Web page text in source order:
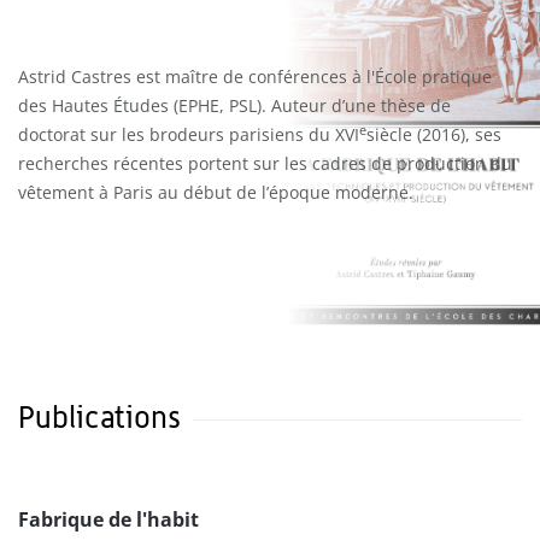
Astrid Castres est maître de conférences à l'École pratique
des Hautes Études (EPHE, PSL). Auteur d’une thèse de
doctorat sur les brodeurs parisiens du XVIesiècle (2016), ses
recherches récentes portent sur les cadres de production du
vêtement à Paris au début de l’époque moderne.
Publications
Fabrique de l'habit